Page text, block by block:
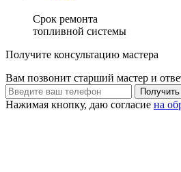
Срок ремонта
топливной системы
Получите консультацию мастера
Вам позвонит старший мастер и
Нажимая кнопку, даю согласие на